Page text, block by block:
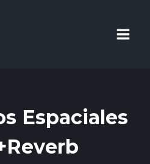
Espaciales